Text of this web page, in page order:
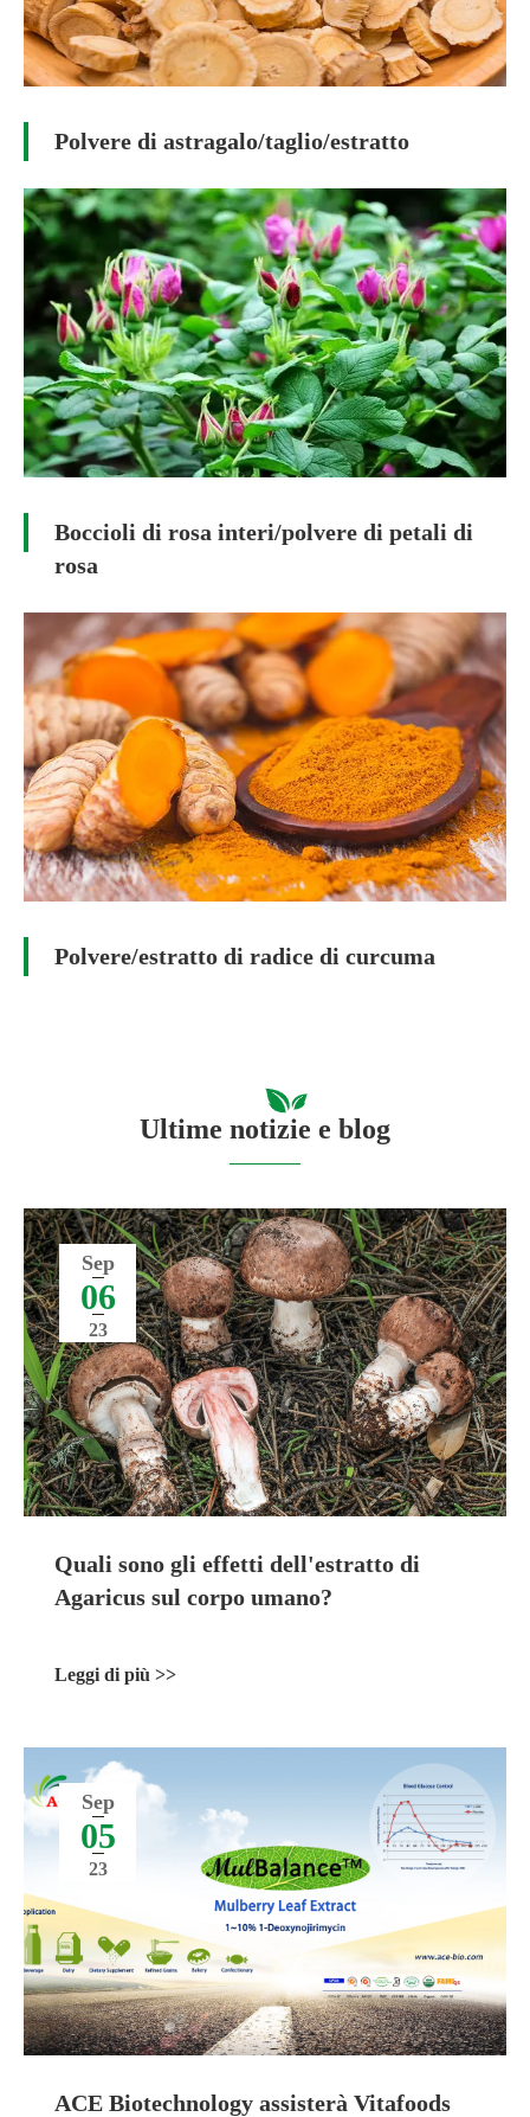
Polvere di astragalo/taglio/estratto
Boccioli di rosa interi/polvere di petali di
rosa
Polvere/estratto di radice di curcuma
Ultime notizie e blog
Sep
06
23
Quali sono gli effetti dell'estratto di
Agaricus sul corpo umano?
Leggi di più >>
Sep
05
23
ACE Biotechnology assisterà Vitafoods